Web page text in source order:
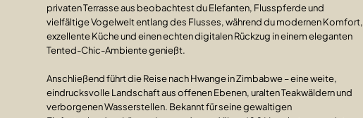
privaten Terrasse aus beobachtest du Elefanten, Flusspferde und
vielfältige Vogelwelt entlang des Flusses, während du modernen Komfort,
exzellente Küche und einen echten digitalen Rückzug in einem eleganten
Tented-Chic-Ambiente genießt.
Anschließend führt die Reise nach Hwange in Zimbabwe – eine weite,
eindrucksvolle Landschaft aus offenen Ebenen, uralten Teakwäldern und
verborgenen Wasserstellen. Bekannt für seine gewaltigen